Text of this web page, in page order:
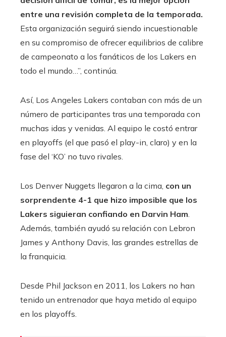
entre una revisión completa de la temporada.
Esta organización seguirá siendo incuestionable
en su compromiso de ofrecer equilibrios de calibre
de campeonato a los fanáticos de los Lakers en
todo el mundo…”, continúa.
Así, Los Angeles Lakers contaban con más de un
número de participantes tras una temporada con
muchas idas y venidas. Al equipo le costó entrar
en playoffs (el que pasó el play-in, claro) y en la
fase del ‘KO’ no tuvo rivales.
Los Denver Nuggets llegaron a la cima, con un
sorprendente 4-1 que hizo imposible que los
Lakers siguieran confiando en Darvin Ham
Además, también ayudó su relación con Lebron
James y Anthony Davis, las grandes estrellas de
la franquicia.
Desde Phil Jackson en 2011, los Lakers no han
tenido un entrenador que haya metido al equipo
en los playoffs.